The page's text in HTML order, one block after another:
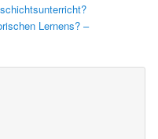
Lernens? –